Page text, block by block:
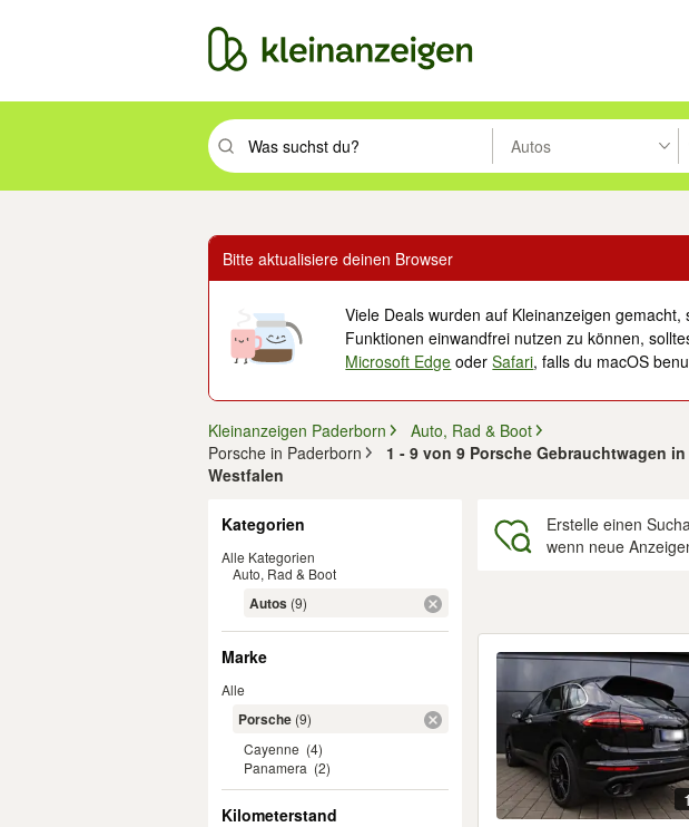
Suchbegriff eingeben. Eingabetaste drücken um zu suchen, oder
Autos
Bitte aktualisiere deinen Browser
Viele Deals wurden auf Kleinanzeigen
Funktionen einwandfrei nutzen zu können,
Microsoft Edge oderSafari, falls du macOS
Kleinanzeigen Paderborn
Auto, Rad & Boot
Porsche in Paderborn
1 - 9 von 9 Porsche Gebrauchtwagen
Westfalen
Kategorien
Alle Kategorien
Auto, Rad & Boot
Autos (9)
Marke
Alle
Porsche (9)
Cayenne (4)
Panamera (2)
Kilometerstand
Erstelle einen
wenn neue